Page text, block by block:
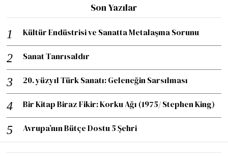
Son Yazılar
Kültür Endüstrisi ve Sanatta Metalaşma Sorunu
Sanat Tanrısaldır
20. yüzyıl Türk Sanatı: Geleneğin Sarsılması
Bir Kitap Biraz Fikir: Korku Ağı (1975/ Stephen King)
Avrupa’nın Bütçe Dostu 5 Şehri